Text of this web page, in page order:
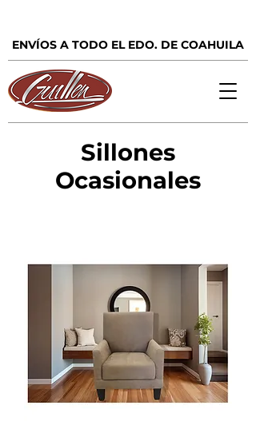
ENVÍOS A TODO EL EDO. DE COAHUILA
Sillones
Ocasionales